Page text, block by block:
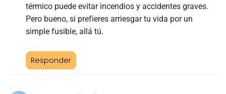
térmico puede evitar incendios y accidentes graves.
Pero bueno, si prefieres arriesgar tu vida por un
simple fusible, allá tú.
Responder